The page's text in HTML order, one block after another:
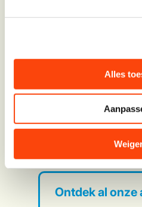
Alles
Play
Meer over
Ontdek al onze